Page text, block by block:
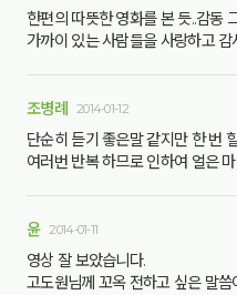
한편의 따뜻한 영화를 본 듯..감동
가까이 있는 사람들을 사랑하고
조병례 2014-01-12
단순히 듣기 좋은말 같지만 한 번
여러번 반복 하므로 인하여 얼은
윤 2014-01-11
영상 잘 보았습니다.
고도원님께 꼬옥 전하고 싶은 말씀